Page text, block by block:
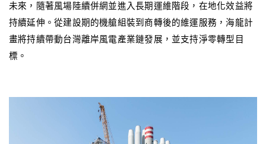
未來，隨著風場陸續併網並進入長期運維階段，在地化效益將
持續延伸。從建設期的機艙組裝到商轉後的維運服務，海龍計
畫將持續帶動台灣離岸風電產業鏈發展，並支持淨零轉型目
標。